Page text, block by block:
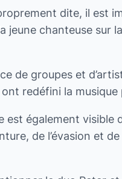
dite, il est
jeune chanteuse
de groupes et
redéfini la musique
également visible
de l’évasion